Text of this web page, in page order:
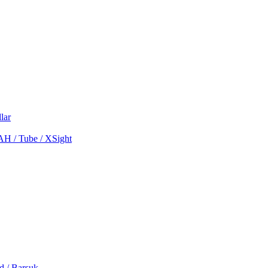
/ Tube / XSight